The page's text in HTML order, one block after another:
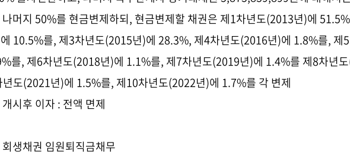
나머지 50%를 현금변제하되, 현금변제할 채권은 제1차년도(2013년)에 51.5%
에 10.5%를, 제3차년도(2015년)에 28.3%, 제4차년도(2016년)에 1.8%를, 제5
를, 제6차년도(2018년)에 1.1%를, 제7차년도(2019년)에 1.4%를 제8차년도
년도(2021년)에 1.5%를, 제10차년도(2022년)에 1.7%를 각 변제
시후 이자 : 전액 면제
회생채권 임원퇴직금채무